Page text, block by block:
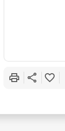
favorite_border
share
print